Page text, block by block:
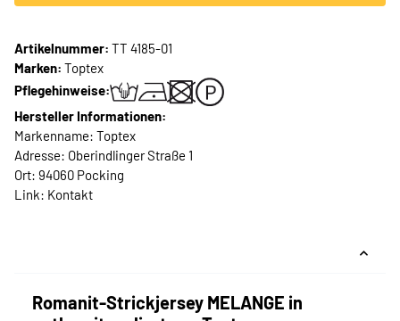
Artikelnummer: TT 4185-01
Marken: Toptex
Pflegehinweise:
Hersteller Informationen:
Markenname: Toptex
Adresse: Oberindlinger Straße 1
Ort: 94060 Pocking
Link: Kontakt
Romanit-Strickjersey MELANGE in